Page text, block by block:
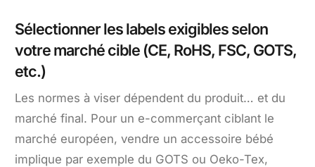
Sélectionner les labels exigibles selon
votre marché cible (CE, RoHS, FSC, GOTS,
etc.)
Les normes à viser dépendent du produit… et du
marché final. Pour un e-commerçant ciblant le
marché européen, vendre un accessoire bébé
implique par exemple du GOTS ou Oeko-Tex,